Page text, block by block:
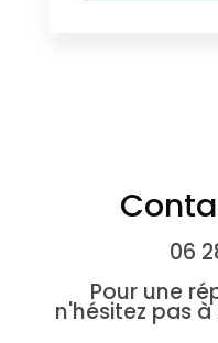
06
Pour une
n'hésitez pas à